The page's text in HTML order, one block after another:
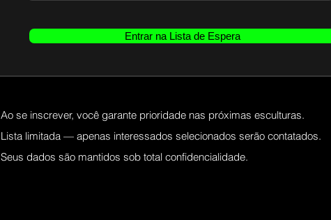
Entrar na Lista de Espera
Ao se inscrever, você garante prioridade nas próximas esculturas.
Lista limitada — apenas interessados selecionados serão contatados.
Seus dados são mantidos sob total confidencialidade.